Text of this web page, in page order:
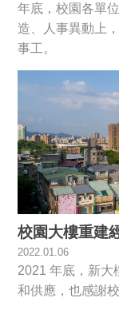
年底，校園各單
造、人事異動上
事工。
校園大樓重建
2022.01.06
2021 年底，新大
和供應，也感謝